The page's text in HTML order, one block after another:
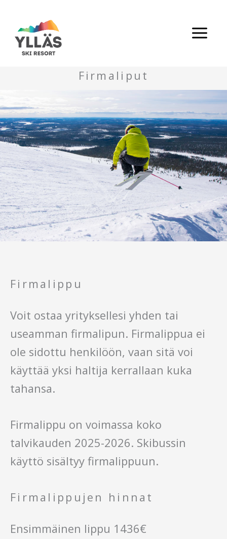
sisältöön
Firmaliput
Firmalippu
Voit ostaa yrityksellesi yhden tai
useamman firmalipun. Firmalippua ei
ole sidottu henkilöön, vaan sitä voi
käyttää yksi haltija kerrallaan kuka
tahansa.
Firmalippu on voimassa koko
talvikauden 2025-2026. Skibussin
käyttö sisältyy firmalippuun.
Firmalippujen hinnat
Ensimmäinen lippu 1436€